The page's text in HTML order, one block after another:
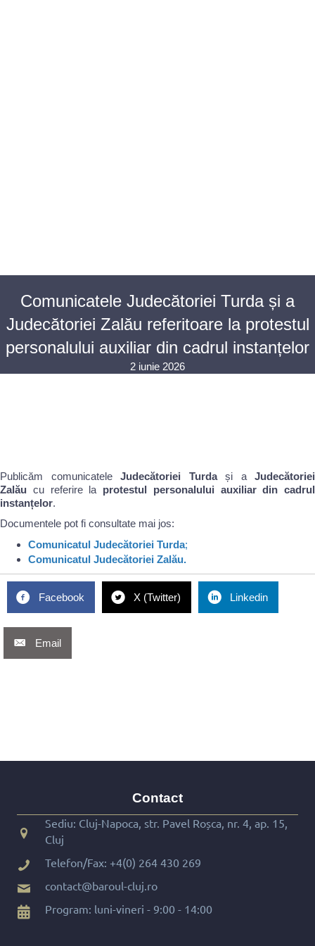
Comunicatele Judecătoriei Turda și a
Judecătoriei Zalău referitoare la protestul
personalului auxiliar din cadrul instanțelor
2 iunie 2026
Publicăm comunicatele Judecătoriei Turda și a Judecătoriei
Zalău cu referire la protestul personalului auxiliar din cadrul
instanțelor.
Documentele pot fi consultate mai jos:
Comunicatul Judecătoriei Turda;
Comunicatul Judecătoriei Zalău.
Facebook X (Twitter) Linkedin
Email
Contact
Sediu: Cluj-Napoca, str. Pavel Roșca, nr. 4, ap. 15,
Cluj
Telefon/Fax: +4(0) 264 430 269
contact@baroul-cluj.ro
Program: luni-vineri - 9:00 - 14:00